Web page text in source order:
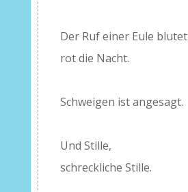
Der Ruf einer Eule blutet
rot die Nacht.
Schweigen ist angesagt.
Und Stille,
schreckliche Stille.